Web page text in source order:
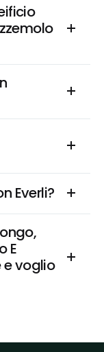
Everli?
E
e voglio